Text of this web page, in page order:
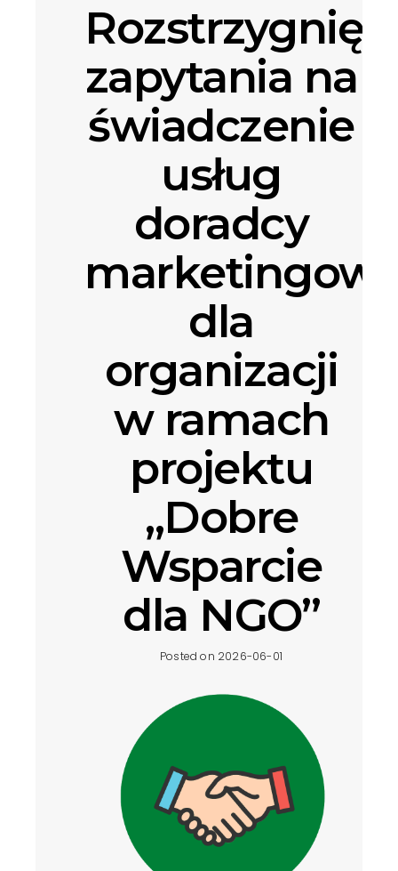
zapytania na
świadczenie
usług
doradcy
dla
organizacji
w ramach
projektu
„Dobre
Wsparcie
dla NGO”
Posted on 2026-06-01